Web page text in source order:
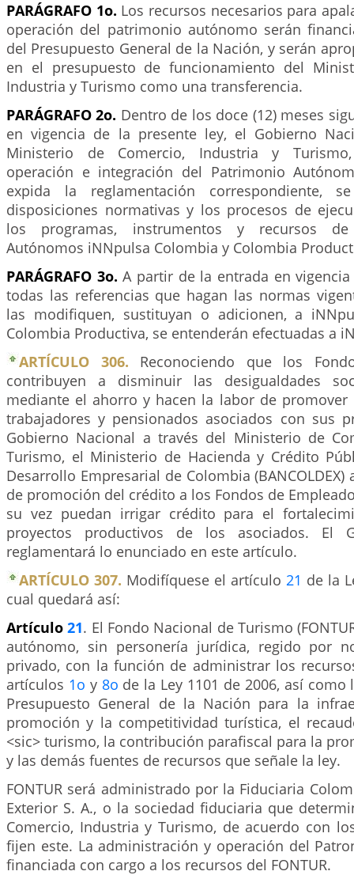
PARÁGRAFO 1o. Los recursos necesarios para
operación del patrimonio autónomo serán
del Presupuesto General de la Nación, y serán
en el presupuesto de funcionamiento del
Industria y Turismo como una transferencia.
PARÁGRAFO 2o. Dentro de los doce (12) meses
en vigencia de la presente ley, el Gobierno
Ministerio de Comercio, Industria y
operación e integración del Patrimonio
expida la reglamentación correspondiente,
disposiciones normativas y los procesos de
los programas, instrumentos y recursos
Autónomos iNNpulsa Colombia y Colombia
PARÁGRAFO 3o. A partir de la entrada en
todas las referencias que hagan las normas
las modifiquen, sustituyan o adicionen, a
Colombia Productiva, se entenderán efectuadas a
ARTÍCULO 306. Reconociendo que los
contribuyen a disminuir las desigualdades
mediante el ahorro y hacen la labor de
trabajadores y pensionados asociados con sus
Gobierno Nacional a través del Ministerio de
Turismo, el Ministerio de Hacienda y Crédito
Desarrollo Empresarial de Colombia
de promoción del crédito a los Fondos de
su vez puedan irrigar crédito para el
proyectos productivos de los asociados. El
reglamentará lo enunciado en este artículo.
ARTÍCULO 307. Modifíquese el artículo 21 de la
cual quedará así:
Artículo21. El Fondo Nacional de Turismo
autónomo, sin personería jurídica, regido por
privado, con la función de administrar los
artículos 1o y 8o de la Ley 1101 de 2006, así
Presupuesto General de la Nación para la
promoción y la competitividad turística, el
<sic> turismo, la contribución parafiscal para la
y las demás fuentes de recursos que señale la ley.
FONTUR será administrado por la Fiduciaria
Exterior S. A., o la sociedad fiduciaria que
Comercio, Industria y Turismo, de acuerdo con
fijen este. La administración y operación del
financiada con cargo a los recursos del FONTUR.